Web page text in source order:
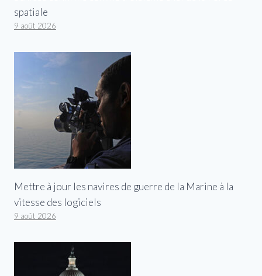
spatiale
9 août 2026
Mettre à jour les navires de guerre de la Marine à la
vitesse des logiciels
9 août 2026